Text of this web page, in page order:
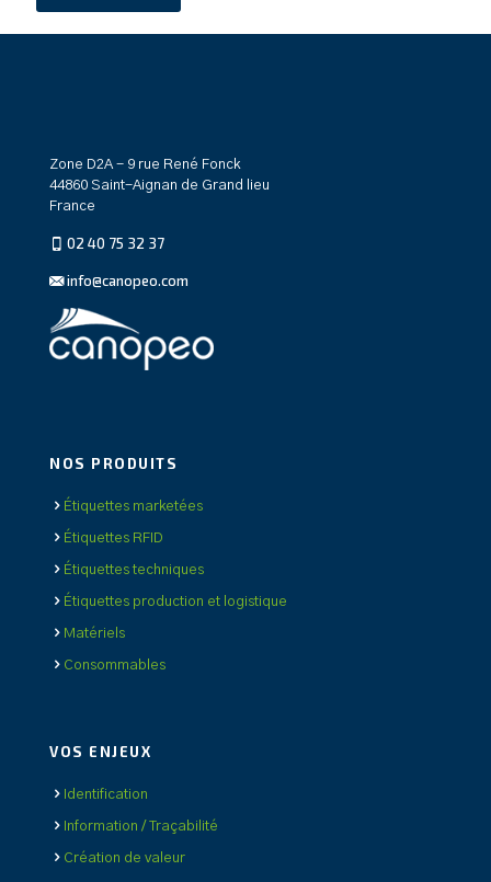
Zone D2A - 9 rue René Fonck
44860 Saint-Aignan de Grand lieu
France
02 40 75 32 37
info@canopeo.com
NOS PRODUITS
Étiquettes marketées
Étiquettes RFID
Étiquettes techniques
Étiquettes production et logistique
Matériels
Consommables
VOS ENJEUX
Identification
Information / Traçabilité
Création de valeur